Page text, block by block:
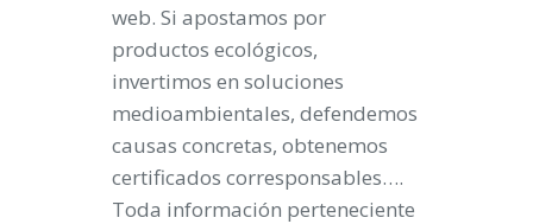
web. Si apostamos por
productos ecológicos,
invertimos en soluciones
medioambientales, defendemos
causas concretas, obtenemos
certificados corresponsables….
Toda información perteneciente